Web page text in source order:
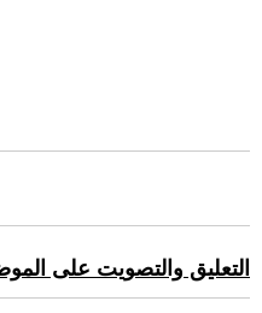
التعليق والتصويت على